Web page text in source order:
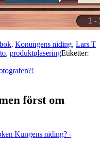
, Konungens niding, Lars T
, produktplaseringEtiketter:
först om
Kungens niding? -